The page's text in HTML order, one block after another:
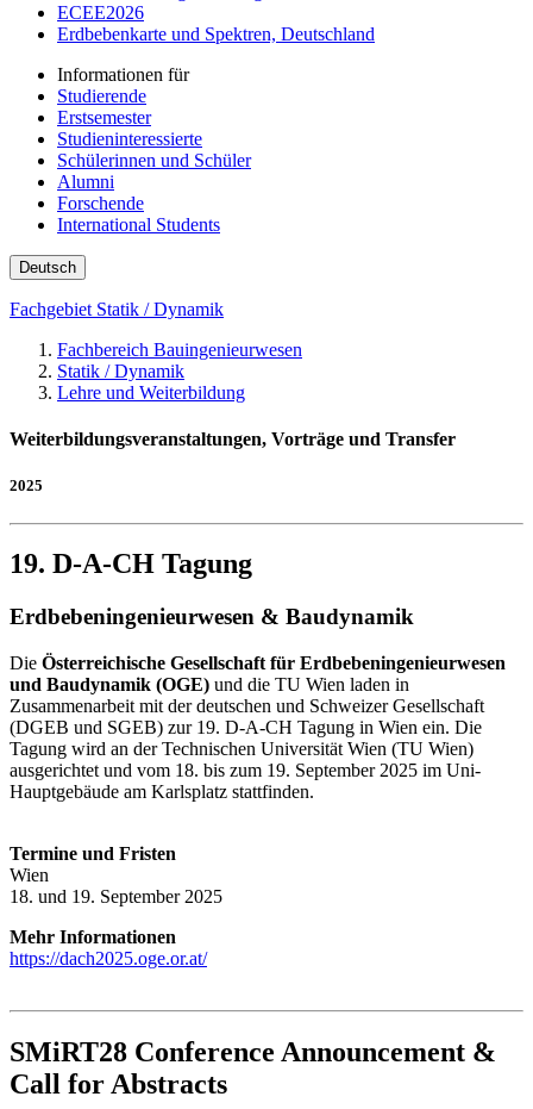
ECEE2026
Erdbebenkarte und Spektren, Deutschland
Informationen für
Studierende
Erstsemester
Studieninteressierte
Schülerinnen und Schüler
Alumni
Forschende
International Students
Deutsch
Fachgebiet Statik / Dynamik
Fachbereich Bauingenieurwesen
Statik / Dynamik
Lehre und Weiterbildung
Weiterbildungsveranstaltungen, Vorträge und Transfer
2025
19. D-A-CH Tagung
Erdbebeningenieurwesen & Baudynamik
Die Österreichische Gesellschaft für Erdbebeningenieurwesen
und Baudynamik (OGE) und die TU Wien laden in
Zusammenarbeit mit der deutschen und Schweizer Gesellschaft
(DGEB und SGEB) zur 19. D-A-CH Tagung in Wien ein. Die
Tagung wird an der Technischen Universität Wien (TU Wien)
ausgerichtet und vom 18. bis zum 19. September 2025 im Uni-
Hauptgebäude am Karlsplatz stattfinden.
Termine und Fristen
Wien
18. und 19. September 2025
Mehr Informationen
https://dach2025.oge.or.at/
SMiRT28 Conference Announcement &
Call for Abstracts